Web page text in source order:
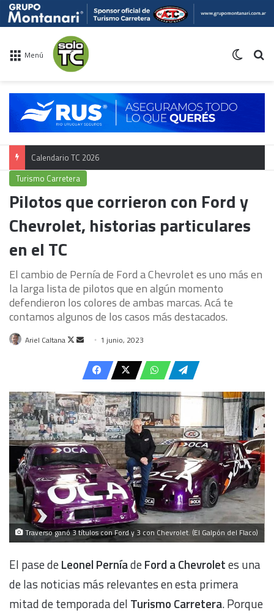
Menú
Campeonato TC
Turismo Carretera
Pilotos que corrieron con Ford y
Chevrolet, historias particulares
en el TC
El cambio de Pernía de Ford a Chevrolet es uno más en
la larga lista de pilotos que en algún momento
defendieron los colores de ambas marcas. Acá te
contamos algunos de los casos más destacados.
Ariel Caltana
Follow
Send
email
1 junio, 2023
Traverso ganó 3 títulos con Ford y 3 con Chevrolet. (El Galpón del Flaco)
El pase deLeonel PerníadeFord a Chevroletes una
de las noticias más relevantes en esta primera
mitad de temporada del Turismo Carretera. Porque